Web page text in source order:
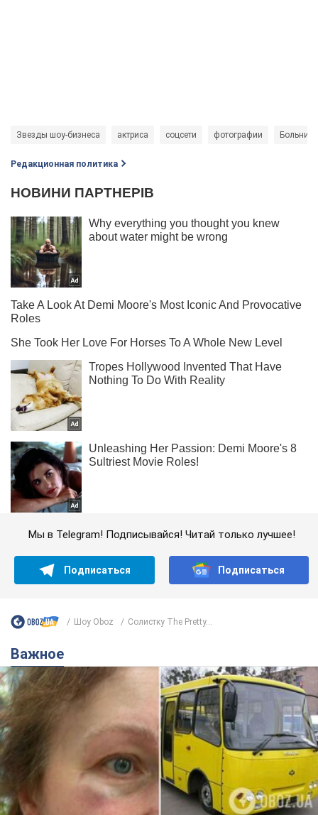
Звезды шоу-бизнеса актриса соцсети фотографии Больница
Редакционная политика
Мы в Telegram! Подписывайся! Читай только лучшее!
Подписаться Подписаться
Шоу Oboz Солистку The Pretty...
Важное